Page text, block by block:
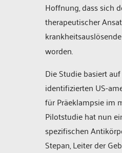
Hoffnung, dass sich
therapeutischer
worden.
Die Studie basiert
identifizierten US-
für Präeklampsie im
Pilotstudie hat nun
spezifischen
Stepan, Leiter der